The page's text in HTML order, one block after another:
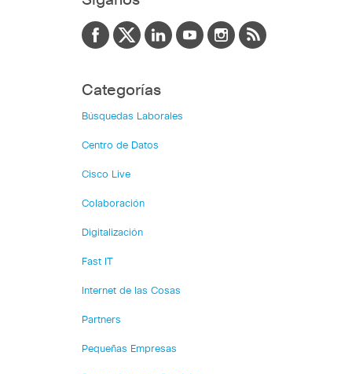
Categorías
Búsquedas Laborales
Centro de Datos
Cisco Live
Colaboración
Digitalización
Fast IT
Internet de las Cosas
Partners
Pequeñas Empresas